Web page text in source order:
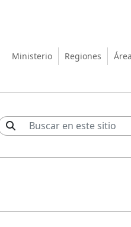
las
Ministerio Regiones